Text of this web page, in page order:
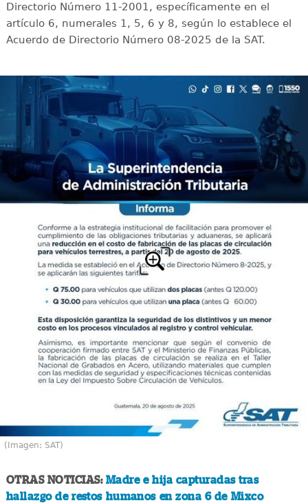
Directorio Número 11-2001, específicamente en el
artículo 6, numerales 1, 5, 6 y 8, según lo establece el
Acuerdo de Directorio Número 08-2025 de la SAT.
(Imagen: SAT)
OTRAS NOTICIAS: Madre e hija capturadas tras
hallazgo de restos humanos en zona 6 de Mixco